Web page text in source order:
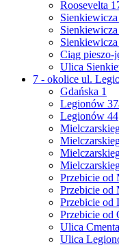
Roosevelta
Ciąg pieszo-
Ulica
7 - okolice ul.
Gdańska 1
Legionów
Legionów 44
Przebicie od
Przebicie od
Przebicie od
Przebicie od
Ulica
Ulica